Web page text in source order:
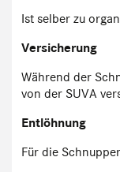
Ist selber zu
Versicherung
Während der
von der SUVA
Entlöhnung
Für die